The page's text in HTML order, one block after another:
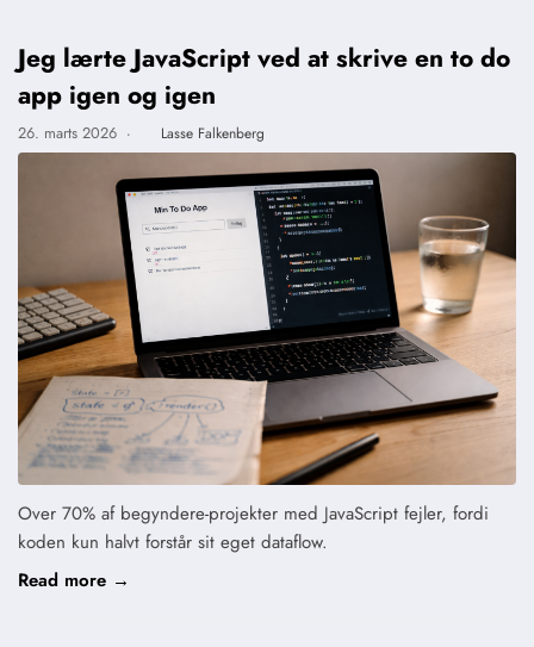
Jeg lærte JavaScript ved at skrive en to do
app igen og igen
26. marts 2026 · Lasse Falkenberg
Over 70% af begyndere-projekter med JavaScript fejler, fordi
koden kun halvt forstår sit eget dataflow.
Read more →